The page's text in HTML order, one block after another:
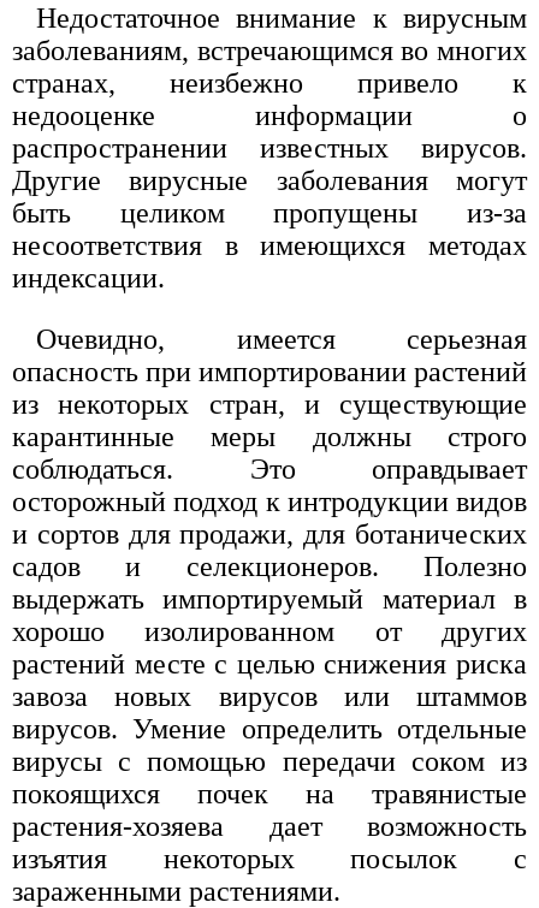
Недостаточное внимание к вирусным
заболеваниям, встречающимся во многих
странах, неизбежно привело к
недооценке информации о
распространении известных вирусов.
Другие вирусные заболевания могут
быть целиком пропущены из-за
несоответствия в имеющихся методах
индексации.
Очевидно, имеется серьезная
опасность при импортировании растений
из некоторых стран, и существующие
карантинные меры должны строго
соблюдаться. Это оправдывает
осторожный подход к интродукции видов
и сортов для продажи, для ботанических
садов и селекционеров. Полезно
выдержать импортируемый материал в
хорошо изолированном от других
растений месте с целью снижения риска
завоза новых вирусов или штаммов
вирусов. Умение определить отдельные
вирусы с помощью передачи соком из
покоящихся почек на травянистые
растения-хозяева дает возможность
изъятия некоторых посылок с
зараженными растениями.